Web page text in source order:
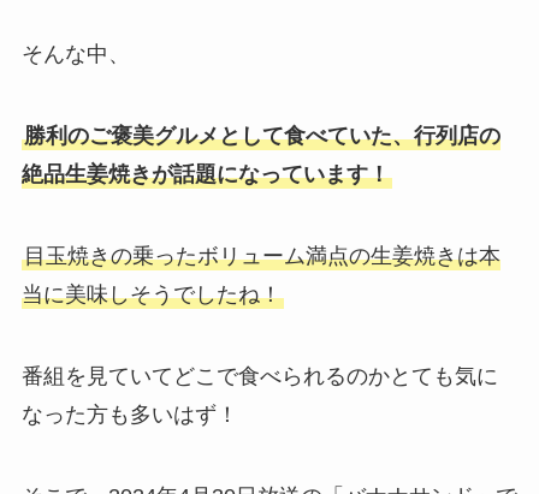
そんな中、
勝利のご褒美グルメとして食べていた、行列店の
絶品生姜焼きが話題になっています！
目玉焼きの乗ったボリューム満点の生姜焼きは本
当に美味しそうでしたね！
番組を見ていてどこで食べられるのかとても気に
なった方も多いはず！